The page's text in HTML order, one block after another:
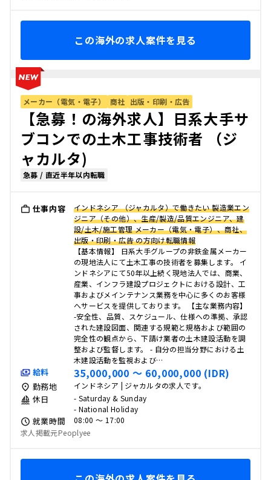
この海外の求人案件を見る
メーカー（電気・電子） 商社 出版・印刷・広告
【急募！の海外求人】日系大手サ
ブコンでの土木工事技術者 （ジ
ャカルタ)
急募 / 直近半年以内転職
仕事内容
インドネシア （ジャカルタ）で働きたい 製造業エン
ジニア（その他）、生産/製造/品質エンジニア、建
設/土木/施工管理 メーカー（電気・電子）、商社、
出版・印刷・広告 の方向け転職情報
【基本情報】 日系大手グループの非鉄金属メーカー
の現地法人にて土木工事の技術者を募集します。 イ
ンドネシアにて50年以上続く現地法人では、商業、
産業、インフラ建設プロジェクトにおける設計、工
事およびメインテナンス業務を中心に多くのお客様
へサービスを提供しております。 【主な業務内容】
-安全性、品質、スケジュール、仕様への準拠、承認
された建設図面、関連する規範と規格および範囲の
完全性の観点から、下請け業者の土木建設活動を調
整および監督します。 - 自分の担当分野における土
木建設活動を監視および…
給料 35,000,000 〜 60,000,000 (IDR)
勤務地 インドネシア | ジャカルタの求人です。
休日
- Saturday & Sunday
- National Holiday
就業時間
08:00 〜 17:00
求人掲載元Peoplyee